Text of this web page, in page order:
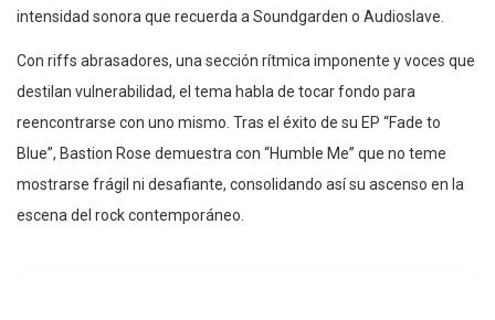
intensidad sonora que recuerda a Soundgarden o Audioslave.
Con riffs abrasadores, una sección rítmica imponente y voces que
destilan vulnerabilidad, el tema habla de tocar fondo para
reencontrarse con uno mismo. Tras el éxito de su EP “Fade to
Blue”, Bastion Rose demuestra con “Humble Me” que no teme
mostrarse frágil ni desafiante, consolidando así su ascenso en la
escena del rock contemporáneo.